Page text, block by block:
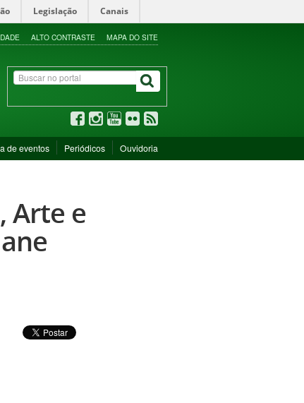
Legislação Canais
ALTO CONTRASTE MAPA DO SITE
de eventos Periódicos Ouvidoria
Arte e